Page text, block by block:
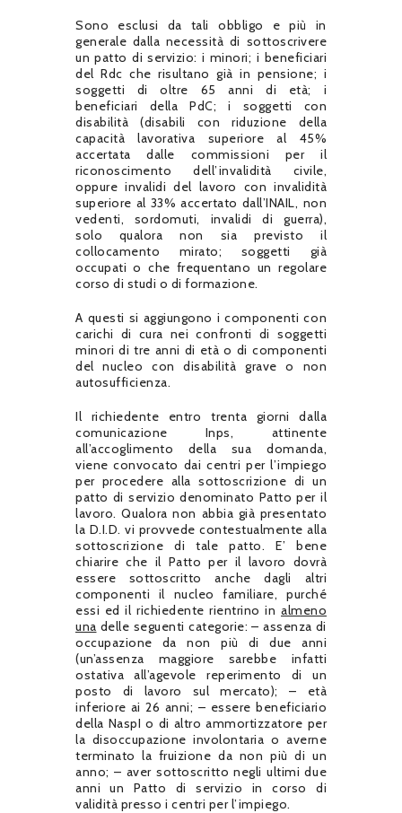
Sono esclusi da tali obbligo e più in
generale dalla necessità di sottoscrivere
un patto di servizio: i minori; i beneficiari
del Rdc che risultano già in pensione; i
soggetti di oltre 65 anni di età; i
beneficiari della PdC; i soggetti con
disabilità (disabili con riduzione della
capacità lavorativa superiore al 45%
accertata dalle commissioni per il
riconoscimento dell’invalidità civile,
oppure invalidi del lavoro con invalidità
superiore al 33% accertato dall’INAIL, non
vedenti, sordomuti, invalidi di guerra),
solo qualora non sia previsto il
collocamento mirato; soggetti già
occupati o che frequentano un regolare
corso di studi o di formazione.
A questi si aggiungono i componenti con
carichi di cura nei confronti di soggetti
minori di tre anni di età o di componenti
del nucleo con disabilità grave o non
autosufficienza.
Il richiedente entro trenta giorni dalla
comunicazione Inps, attinente
all’accoglimento della sua domanda,
viene convocato dai centri per l’impiego
per procedere alla sottoscrizione di un
patto di servizio denominato Patto per il
lavoro. Qualora non abbia già presentato
la D.I.D. vi provvede contestualmente alla
sottoscrizione di tale patto. E’ bene
chiarire che il Patto per il lavoro dovrà
essere sottoscritto anche dagli altri
componenti il nucleo familiare, purché
essi ed il richiedente rientrino in almeno
una delle seguenti categorie: – assenza di
occupazione da non più di due anni
(un’assenza maggiore sarebbe infatti
ostativa all’agevole reperimento di un
posto di lavoro sul mercato); – età
inferiore ai 26 anni; – essere beneficiario
della NaspI o di altro ammortizzatore per
la disoccupazione involontaria o averne
terminato la fruizione da non più di un
anno; – aver sottoscritto negli ultimi due
anni un Patto di servizio in corso di
validità presso i centri per l’impiego.